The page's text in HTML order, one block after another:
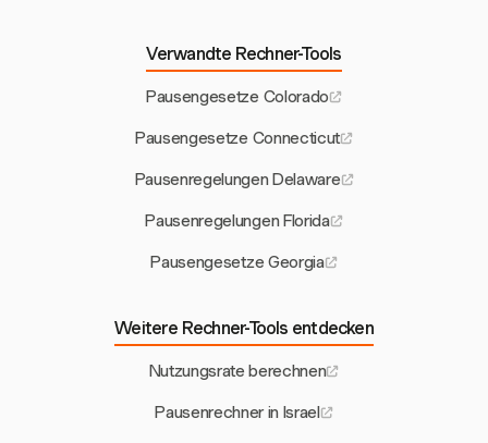
Verwandte Rechner-Tools
Pausengesetze Colorado
Pausengesetze Connecticut
Pausenregelungen Delaware
Pausenregelungen Florida
Pausengesetze Georgia
Weitere Rechner-Tools entdecken
Nutzungsrate berechnen
Pausenrechner in Israel